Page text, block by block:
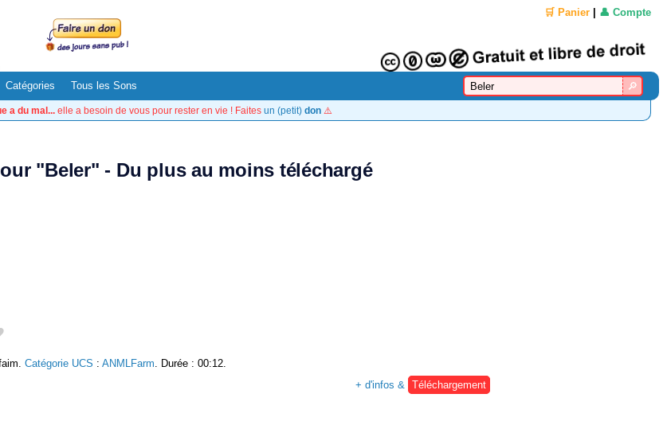
🛒 Panier 👤 Compte
Catégories Tous les Sons
a du mal... elle a besoin de vous pour rester en vie ! Faites un (petit) don ⚠️
"Beler" - Du plus au moins téléchargé
Catégorie UCS : ANMLFarm . Durée : 00:12.
+ d'infos &
Téléchargement